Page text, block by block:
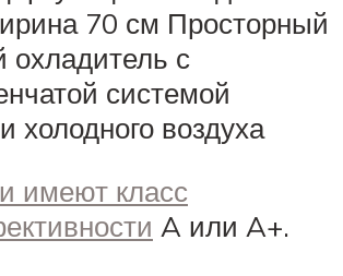
70 см Просторный
охладитель с
системой
холодного воздуха
имеют класс
A или A+.